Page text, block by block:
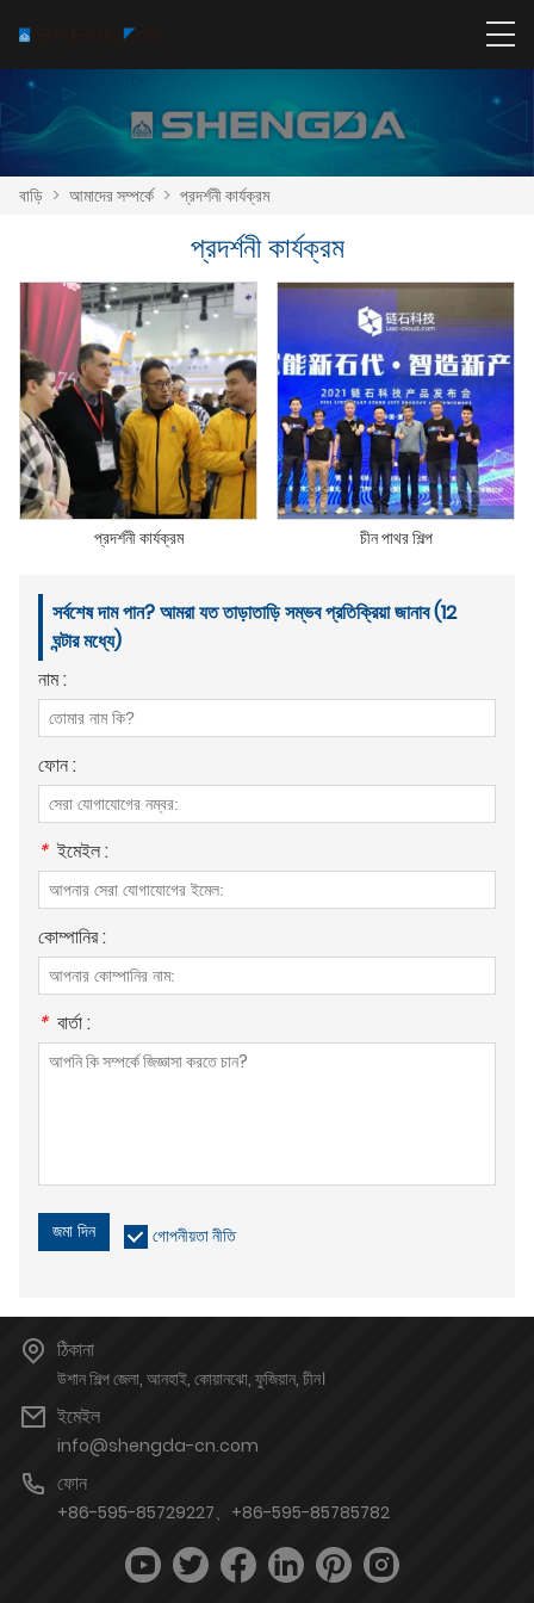
বাড়ি > আমাদের সম্পর্কে > প্রদর্শনী কার্যক্রম
প্রদর্শনী কার্যক্রম
প্রদর্শনী কার্যক্রম চীন পাথর শিল্প
সর্বশেষ দাম পান? আমরা যত তাড়াতাড়ি সম্ভব প্রতিক্রিয়া জানাব (12
ঘন্টার মধ্যে)
নাম :
ফোন :
* ইমেইল :
কোম্পানির :
* বার্তা :
জমা দিন গোপনীয়তা নীতি
ঠিকানা
উশান শিল্প জেলা, আনহাই, কোয়ানঝো, ফুজিয়ান, চীন।
ইমেইল
info@shengda-cn.com
ফোন
+86-595-85729227、+86-595-85785782